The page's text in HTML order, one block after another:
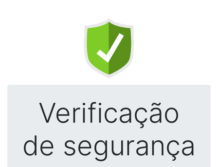
Verificação
de segurança